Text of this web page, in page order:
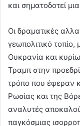
και σηματοδοτεί
Οι δραματικές
γεωπολιτικό
Ουκρανία και
Τραμπ στην
τρόπο που έφεραν
Ρωσίας και της
αναλυτές
παγκόσμιας